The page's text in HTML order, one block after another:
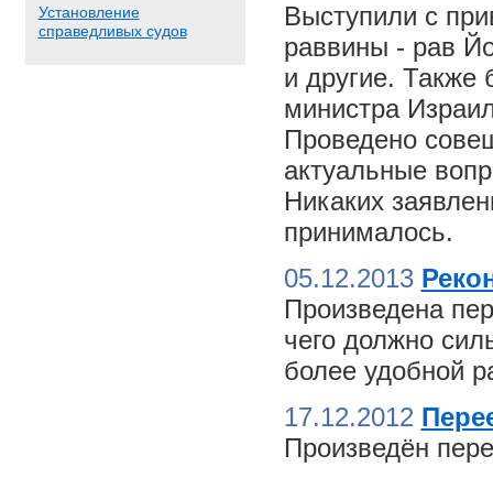
Установление
справедливых судов
Выступили с
раввины - рав
и другие. Также
министра
Проведено
актуальные
Никаких
принималось.
05.12.2013
Произведена
чего должно
более удобной
17.12.2012
Произведён